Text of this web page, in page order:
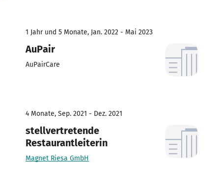
1 Jahr und 5 Monate, Jan. 2022 - Mai 2023
AuPair
AuPairCare
4 Monate, Sep. 2021 - Dez. 2021
stellvertretende
Restaurantleiterin
Magnet Riesa GmbH